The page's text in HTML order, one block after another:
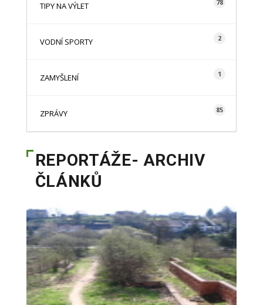
TIPY NA VÝLET 78
VODNÍ SPORTY 2
ZAMYŠLENÍ 1
ZPRÁVY 85
REPORTÁŽE- ARCHIV
ČLÁNKŮ